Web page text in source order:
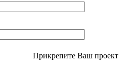
Прикрепите Ваш проект